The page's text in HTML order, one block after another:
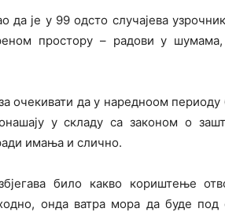
да је у 99 одсто случајева
простору – радови у
очекивати да у наредноом
у складу са законом о
имања и слично.
било какво кориштење
онда ватра мора да буде